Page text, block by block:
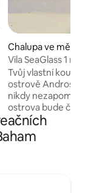
4,99 z 5,
Chalupa ve
dros
Vila SeaGlass 1
masáže, bonefish
Tvůj vlastní
ostrově Andros a
nikdy
ostrova bude
který ti podá
po tvém příjezdu.
typu King, přímo